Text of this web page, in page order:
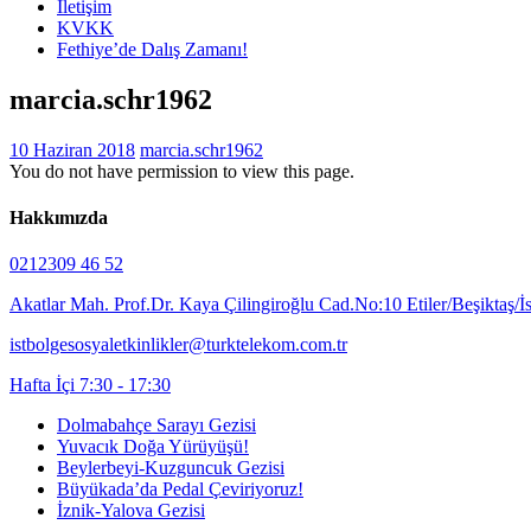
İletişim
KVKK
Fethiye’de Dalış Zamanı!
marcia.schr1962
10 Haziran 2018 marcia.schr1962
You do not have permission to view this page.
Hakkımızda
0212309 46 52
Akatlar Mah. Prof.Dr. Kaya Çilingiroğlu Cad.No:10 Etiler/Beşiktaş/
istbolgesosyaletkinlikler@turktelekom.com.tr
Hafta İçi 7:30 - 17:30
Dolmabahçe Sarayı Gezisi
Yuvacık Doğa Yürüyüşü!
Beylerbeyi-Kuzguncuk Gezisi
Büyükada’da Pedal Çeviriyoruz!
İznik-Yalova Gezisi